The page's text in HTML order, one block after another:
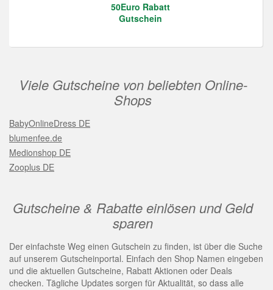
50Euro Rabatt
Gutschein
Viele Gutscheine von beliebten Online-
Shops
BabyOnlineDress DE
blumenfee.de
Medionshop DE
Zooplus DE
Gutscheine & Rabatte einlösen und Geld
sparen
Der einfachste Weg einen Gutschein zu finden, ist über die Suche
auf unserem Gutscheinportal. Einfach den Shop Namen eingeben
und die aktuellen Gutscheine, Rabatt Aktionen oder Deals
checken. Tägliche Updates sorgen für Aktualität, so dass alle